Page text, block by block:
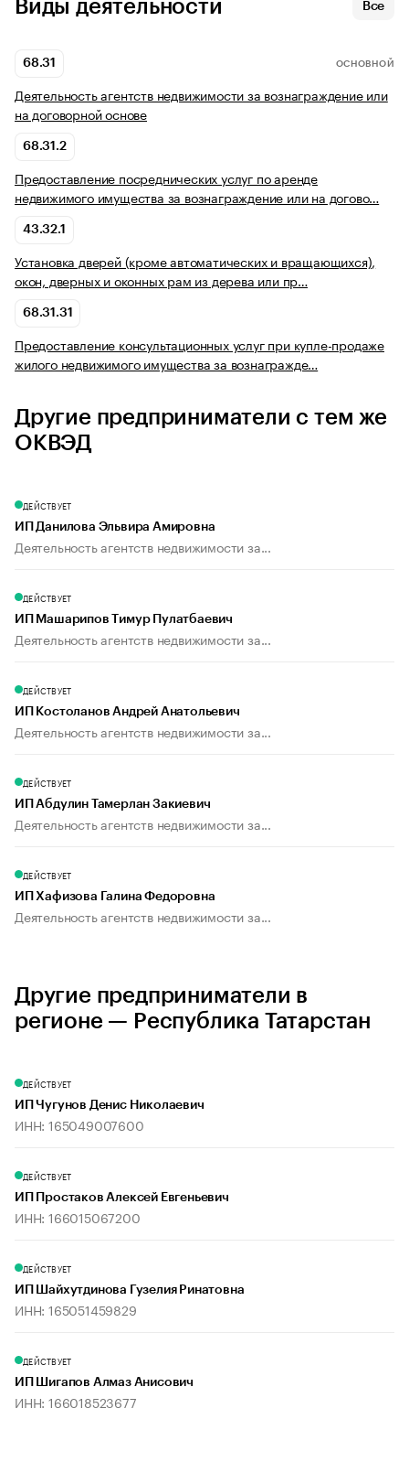
Виды деятельности Все
68.31 ОСНОВНОЙ
Деятельность агентств недвижимости за вознаграждение или
на договорной основе
68.31.2
Предоставление посреднических услуг по аренде
недвижимого имущества за вознаграждение или на догово…
43.32.1
Установка дверей (кроме автоматических и вращающихся),
окон, дверных и оконных рам из дерева или пр…
68.31.31
Предоставление консультационных услуг при купле-продаже
жилого недвижимого имущества за вознагражде…
Другие предприниматели с тем же
ОКВЭД
ДЕЙСТВУЕТ
ИП Данилова Эльвира Амировна
Деятельность агентств недвижимости за...
ДЕЙСТВУЕТ
ИП Машарипов Тимур Пулатбаевич
Деятельность агентств недвижимости за...
ДЕЙСТВУЕТ
ИП Костоланов Андрей Анатольевич
Деятельность агентств недвижимости за...
ДЕЙСТВУЕТ
ИП Абдулин Тамерлан Закиевич
Деятельность агентств недвижимости за...
ДЕЙСТВУЕТ
ИП Хафизова Галина Федоровна
Деятельность агентств недвижимости за...
Другие предприниматели в
регионе — Республика Татарстан
ДЕЙСТВУЕТ
ИП Чугунов Денис Николаевич
ИНН: 165049007600
ДЕЙСТВУЕТ
ИП Простаков Алексей Евгеньевич
ИНН: 166015067200
ДЕЙСТВУЕТ
ИП Шайхутдинова Гузелия Ринатовна
ИНН: 165051459829
ДЕЙСТВУЕТ
ИП Шигапов Алмаз Анисович
ИНН: 166018523677